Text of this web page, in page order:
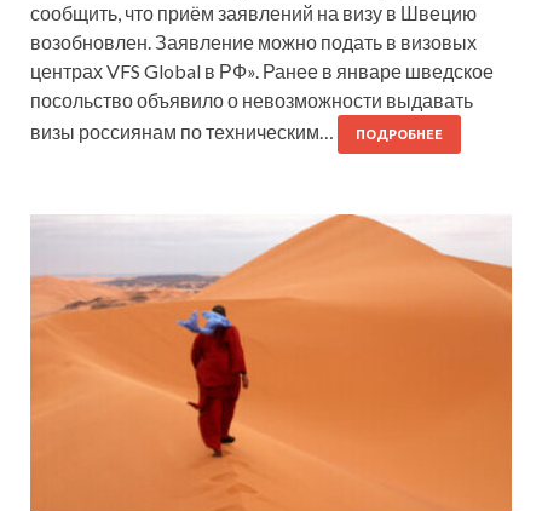
сообщить, что приём заявлений на визу в Швецию
возобновлен. Заявление можно подать в визовых
центрах VFS Global в РФ». Ранее в январе шведское
посольство объявило о невозможности выдавать
визы россиянам по техническим…
ПОДРОБНЕЕ